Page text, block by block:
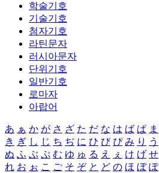
학술기호
기술기호
첨자기호
라틴문자
러시아문자
단위기호
일반기호
로마자
아랍어
あ ぁ か が さ ざ た だ な は ば ぱ ま
き ぎ し じ ち ぢ に ひ び ぴ み り う
ぬ ふ ぶ ぷ む ゆ ゅ る え ぇ け げ せ
れ お ぉ こ ご そ ぞ と ど の ほ ぼ ぽ